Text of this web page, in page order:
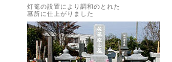
灯篭の設置により調和のとれた
墓所に仕上がりました